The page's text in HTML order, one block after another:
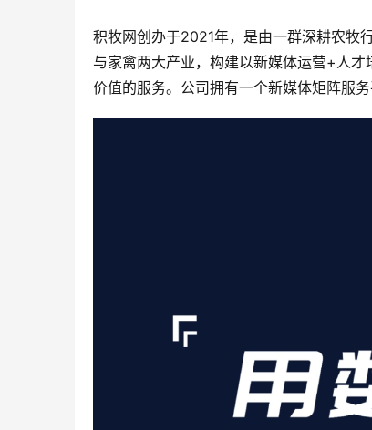
积牧网创办于2021年，是由一群深耕农牧
与家禽两大产业，构建以新媒体运营+人
价值的服务。公司拥有一个新媒体矩阵服